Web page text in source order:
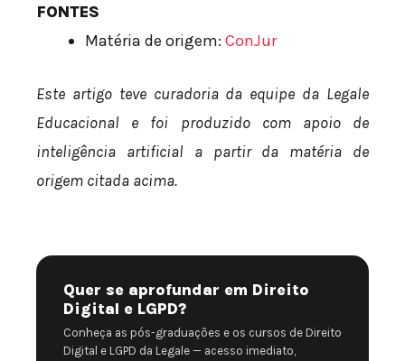
FONTES
Matéria de origem: ConJur
Este artigo teve curadoria da equipe da Legale
Educacional e foi produzido com apoio de
inteligência artificial a partir da matéria de
origem citada acima.
Quer se aprofundar em Direito
Digital e LGPD?
Conheça as pós-graduações e os cursos de Direito
Digital e LGPD da Legale — acesso imediato,